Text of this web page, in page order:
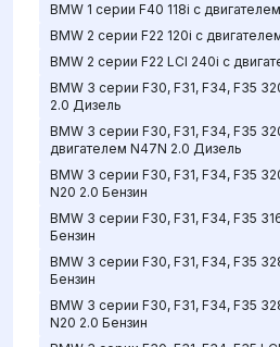
BMW 1 серии F40 118i с
BMW 2 серии F22 120i с
BMW 2 серии F22 LCI 240i с
BMW 3 серии F30, F31, F34, F35
2.0 Дизель
BMW 3 серии F30, F31, F34, F35
двигателем N47N 2.0 Дизель
BMW 3 серии F30, F31, F34, F35
N20 2.0 Бензин
BMW 3 серии F30, F31, F34, F35
Бензин
BMW 3 серии F30, F31, F34, F35
Бензин
BMW 3 серии F30, F31, F34, F35
N20 2.0 Бензин